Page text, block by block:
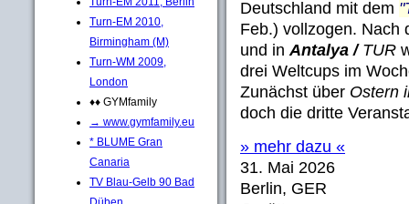
Turn-EM 2010,
Birmingham (M)
Turn-WM 2009,
London
♦♦ GYMfamily
→ www.gymfamily.eu
* BLUME Gran
Canaria
TV Blau-Gelb 90 Bad
Deutschland mit dem
Feb.) vollzogen.
und inAntalya / TUR
drei Weltcups im
Zunächst über Ostern
doch die dritte
» mehr dazu «
31. Mai 2026
Berlin, GER